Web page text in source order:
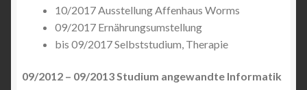
10/2017 Ausstellung Affenhaus Worms
09/2017 Ernährungsumstellung
bis 09/2017 Selbststudium, Therapie
09/2012 – 09/2013 Studium angewandte Informatik